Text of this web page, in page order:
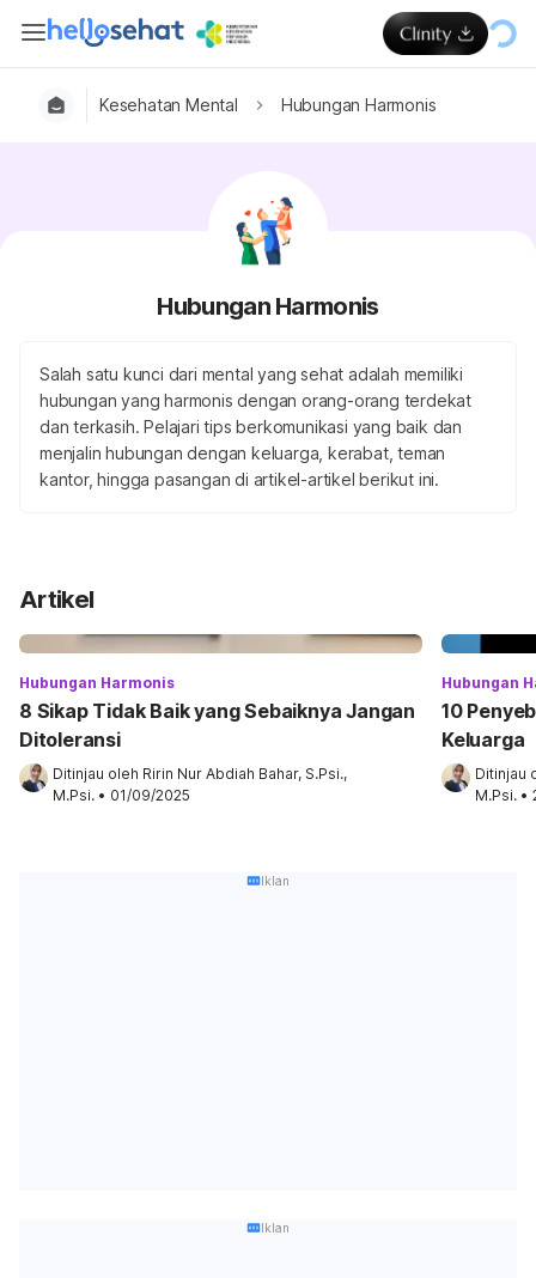
Kesehatan Mental Hubungan Harmonis
Hubungan Harmonis
Salah satu kunci dari mental yang sehat adalah memiliki
hubungan yang harmonis dengan orang-orang terdekat
dan terkasih. Pelajari tips berkomunikasi yang baik dan
menjalin hubungan dengan keluarga, kerabat, teman
kantor, hingga pasangan di artikel-artikel berikut ini.
Artikel
Hubungan Harmonis
8 Sikap Tidak Baik yang Sebaiknya Jangan
Ditoleransi
Ditinjau oleh Ririn Nur Abdiah Bahar, S.Psi.,
M.Psi. • 01/09/2025
Hubungan
10
Keluarga
Ditinjau
M.Psi. •
Iklan
Iklan